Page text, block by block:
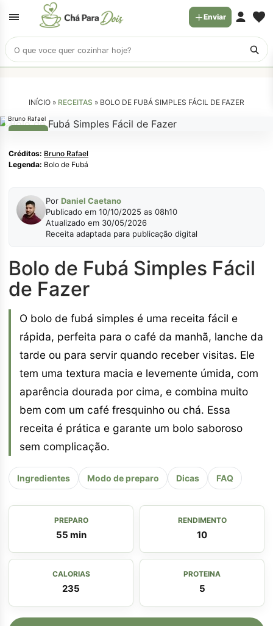
Buscar
receitas
Enviar
INÍCIO » RECEITAS » BOLO DE FUBÁ SIMPLES FÁCIL DE FAZER
BOLOS
Bruno Rafael
Créditos: Bruno Rafael
Legenda: Bolo de Fubá
Por Daniel Caetano
Publicado em 10/10/2025 as 08h10
Atualizado em 30/05/2026
Receita adaptada para publicação digital
Bolo de Fubá Simples Fácil
de Fazer
O bolo de fubá simples é uma receita fácil e
rápida, perfeita para o café da manhã, lanche da
tarde ou para servir quando receber visitas. Ele
tem uma textura macia e levemente úmida, com
aparência dourada por cima, e combina muito
bem com um café fresquinho ou chá. Essa
receita é prática e garante um bolo saboroso
sem complicação.
Ingredientes Modo de preparo Dicas FAQ
PREPARO
55 min
RENDIMENTO
10
CALORIAS
235
PROTEINA
5